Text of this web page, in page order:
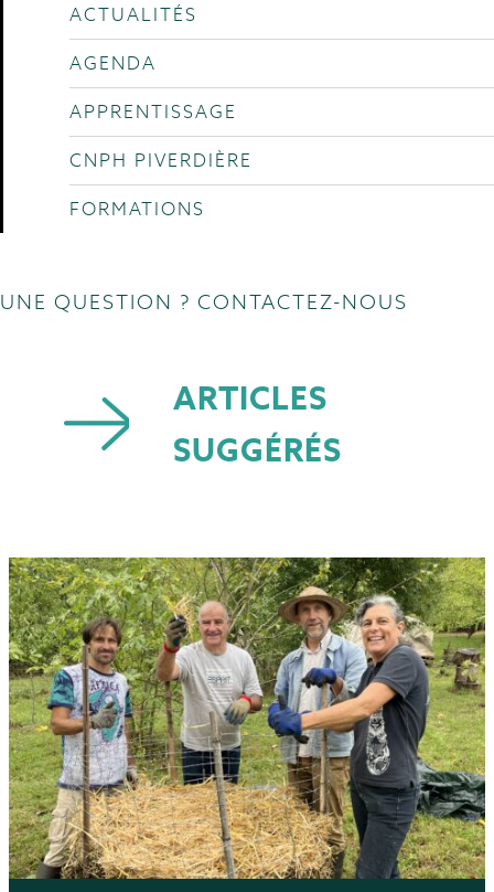
ACTUALITÉS
AGENDA
APPRENTISSAGE
CNPH PIVERDIÈRE
FORMATIONS
UNE QUESTION ? CONTACTEZ-NOUS
ARTICLES
SUGGÉRÉS